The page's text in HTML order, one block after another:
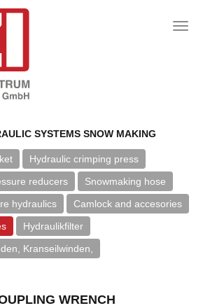
Toggle
SYSTEMS SNOW MAKING
Hydraulic crimping press
reducers
Snowmaking hose
hydraulics
Camlock and accesories
Hydraulikfilter
Kranseilwinden,
WRENCH